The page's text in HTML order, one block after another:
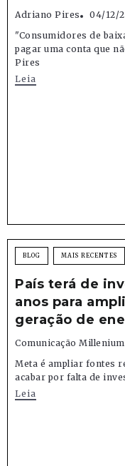
Adriano Pires
04/12/
"Consumidores de
pagar uma conta que
Pires
Leia
BLOG MAIS RECENTES
País terá de
anos para
geração de
Comunicação Millenium
Meta é ampliar fontes
acabar por falta de
Leia